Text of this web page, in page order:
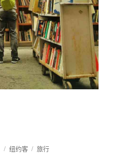
分
纽约客
标
旅行